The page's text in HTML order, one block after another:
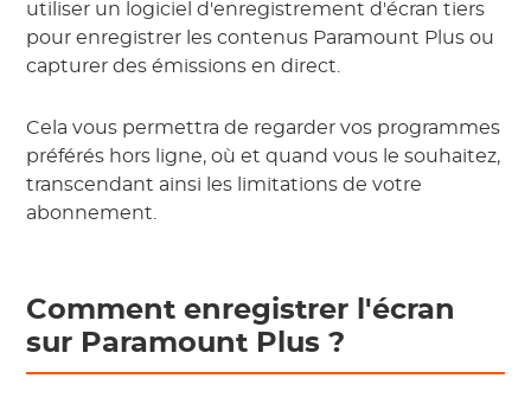
utiliser un logiciel d'enregistrement d'écran tiers
pour enregistrer les contenus Paramount Plus ou
capturer des émissions en direct.
Cela vous permettra de regarder vos programmes
préférés hors ligne, où et quand vous le souhaitez,
transcendant ainsi les limitations de votre
abonnement.
Comment enregistrer l'écran
sur Paramount Plus ?